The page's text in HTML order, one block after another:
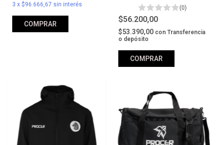
3 x $96.666,67 sin interés
COMPRAR
(0)
$56.200,00
$53.390,00 con Transferencia
o depósito
COMPRAR